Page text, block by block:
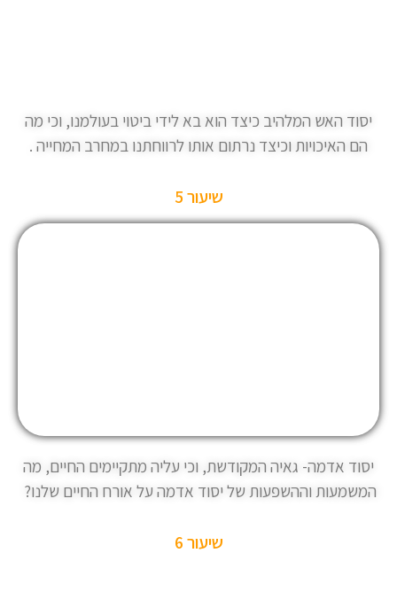
יסוד האש המלהיב כיצד הוא בא לידי ביטוי בעולמנו, וכי מה
הם האיכויות וכיצד נרתום אותו לרווחתנו במחרב המחייה .
שיעור 5
יסוד אדמה- גאיה המקודשת, וכי עליה מתקיימים החיים, מה
המשמעות וההשפעות של יסוד אדמה על אורח החיים שלנו?
שיעור 6